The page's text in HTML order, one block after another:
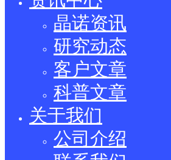
晶诺资讯
研究动态
客户文章
科普文章
关于我们
公司介绍